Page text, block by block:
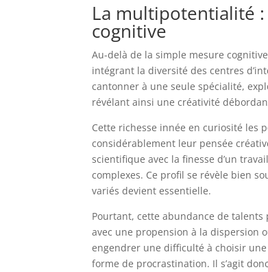
La multipotentialité
cognitive
Au-delà de la simple mesure
intégrant la diversité des centres
cantonner à une seule spécialité,
révélant ainsi une créativité
Cette richesse innée en curiosité les
considérablement leur pensée
scientifique avec la finesse d’un
complexes. Ce profil se révèle bien
variés devient essentielle.
Pourtant, cette abundance de
avec une propension à la dispersion
engendrer une difficulté à choisir
forme de procrastination. Il s’agit